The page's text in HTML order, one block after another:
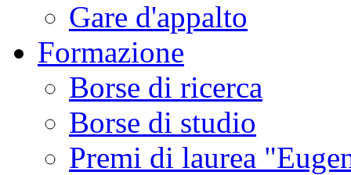
Gare d'appalto
Formazione
Borse di ricerca
Borse di studio
Premi di laurea